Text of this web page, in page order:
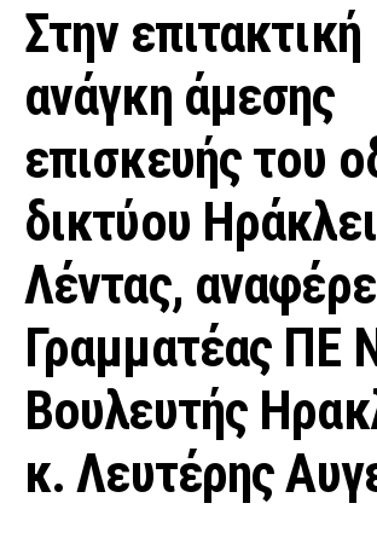
Στην επιτακτική
ανάγκη άμεσης
επισκευής του
δικτύου
Λέντας,
Γραμματέας ΠΕ
Βουλευτής
κ. Λευτέρης